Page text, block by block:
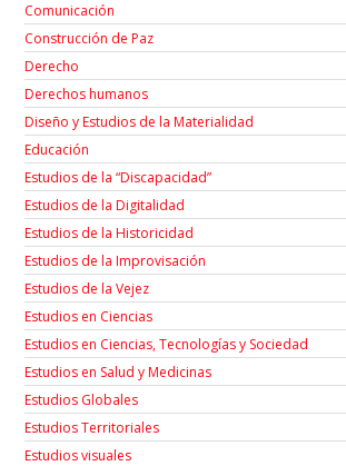
Comunicación
Construcción de Paz
Derecho
Derechos humanos
Diseño y Estudios de la Materialidad
Educación
Estudios de la “Discapacidad”
Estudios de la Digitalidad
Estudios de la Historicidad
Estudios de la Improvisación
Estudios de la Vejez
Estudios en Ciencias
Estudios en Ciencias, Tecnologías y Sociedad
Estudios en Salud y Medicinas
Estudios Globales
Estudios Territoriales
Estudios visuales